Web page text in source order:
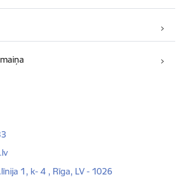
1, k- 4 , Rīga, LV - 1026